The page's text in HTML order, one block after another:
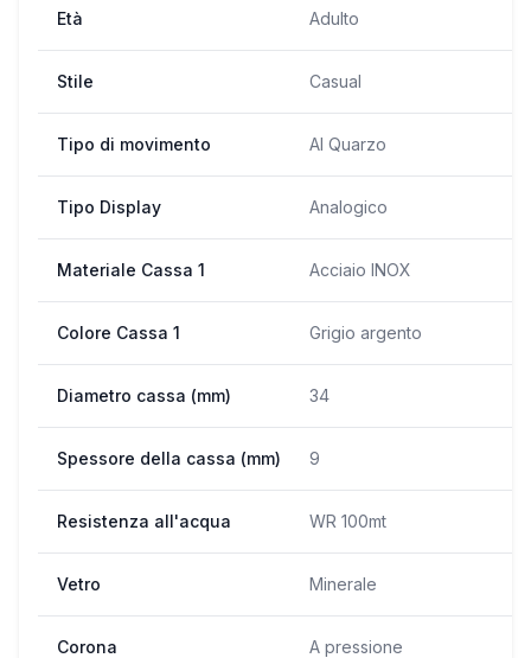
Età Adulto
Stile Casual
Tipo di movimento Al Quarzo
Tipo Display Analogico
Materiale Cassa 1 Acciaio INOX
Colore Cassa 1 Grigio argento
Diametro cassa (mm) 34
Spessore della cassa (mm) 9
Resistenza all'acqua WR 100mt
Vetro Minerale
Corona A pressione